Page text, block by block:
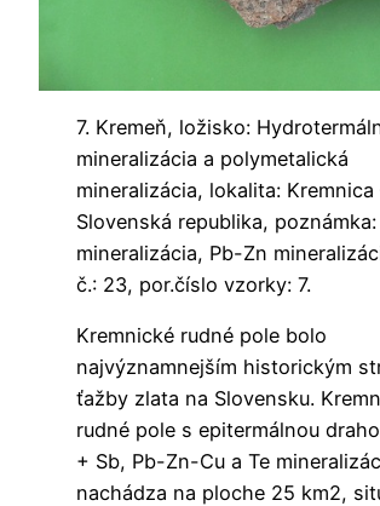
7. Kremeň, ložisko:
mineralizácia a polymetalická
mineralizácia, lokalita: Kremnica
Slovenská republika,
mineralizácia, Pb-Zn
č.: 23, por.číslo vzorky: 7.
Kremnické rudné pole bolo
najvýznamnejším historickým
ťažby zlata na Slovensku.
rudné pole s epitermálnou
+ Sb, Pb-Zn-Cu a Te
nachádza na ploche 25 km2,